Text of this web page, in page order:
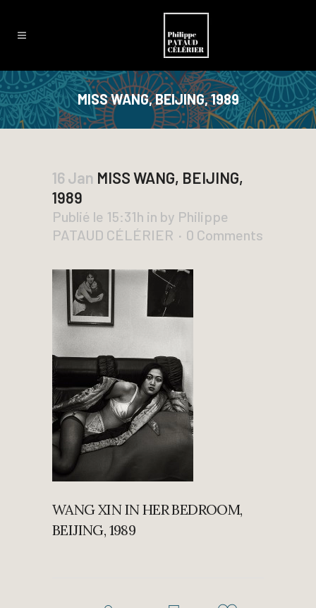
MISS WANG, BEIJING, 1989
16 Jan MISS WANG, BEIJING,
1989
Publié le 15:31h in by Philippe
PATAUD CÉLÉRIER
0 Comments
WANG XIN IN HER BEDROOM,
BEIJING, 1989